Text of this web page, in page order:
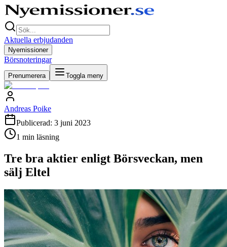
Aktuella erbjudanden
Nyemissioner
Börsnoteringar
Prenumerera Toggla meny
Andreas Poike
Publicerad: 3 juni 2023
1 min läsning
Tre bra aktier enligt Börsveckan, men
sälj Eltel